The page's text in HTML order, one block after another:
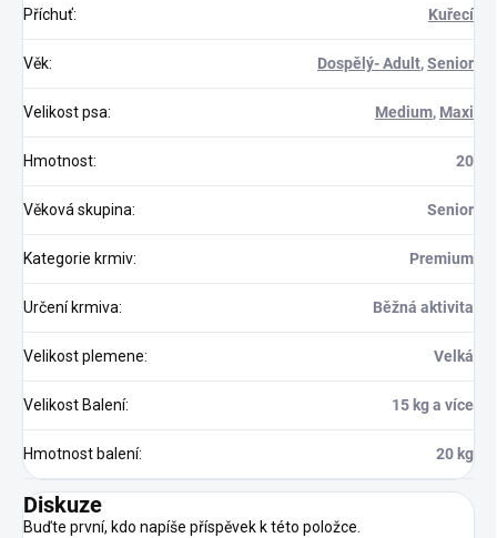
Příchuť: Kuřecí
Věk: Dospělý- Adult,Senior
Velikost psa: Medium, Maxi
Hmotnost: 20
Věková skupina: Senior
Kategorie krmiv: Premium
Určení krmiva: Běžná aktivita
Velikost plemene: Velká
Velikost Balení: 15 kg a více
Hmotnost balení: 20 kg
Diskuze
Buďte první, kdo napíše příspěvek k této položce.